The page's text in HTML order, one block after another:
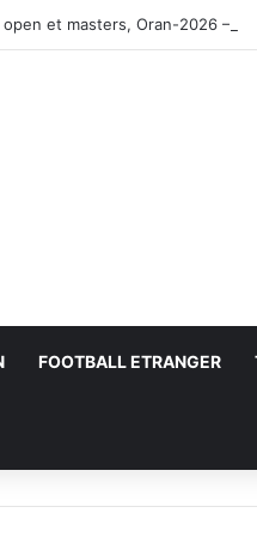
et masters, Oran-2026 — Le
FOOTBALL ETRANGER